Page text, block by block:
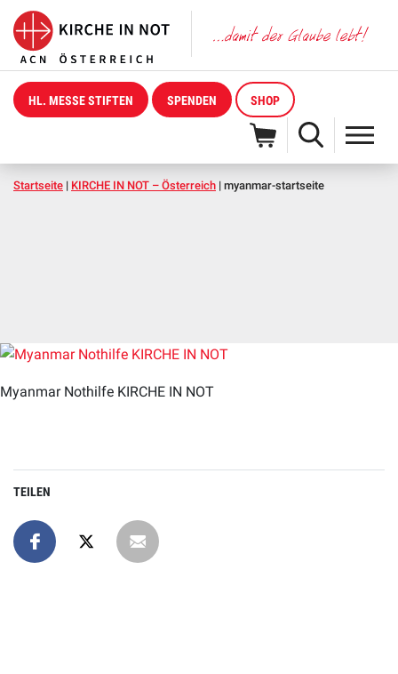
HL. MESSE STIFTEN SPENDEN SHOP
Startseite | KIRCHE IN NOT – Österreich | myanmar-startseite
Myanmar Nothilfe KIRCHE IN NOT
TEILEN